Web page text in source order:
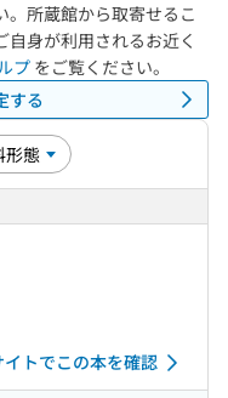
。所蔵館から取寄せるこ
身が利用されるお近く
プ をご覧ください。
する
トでこの本を確認